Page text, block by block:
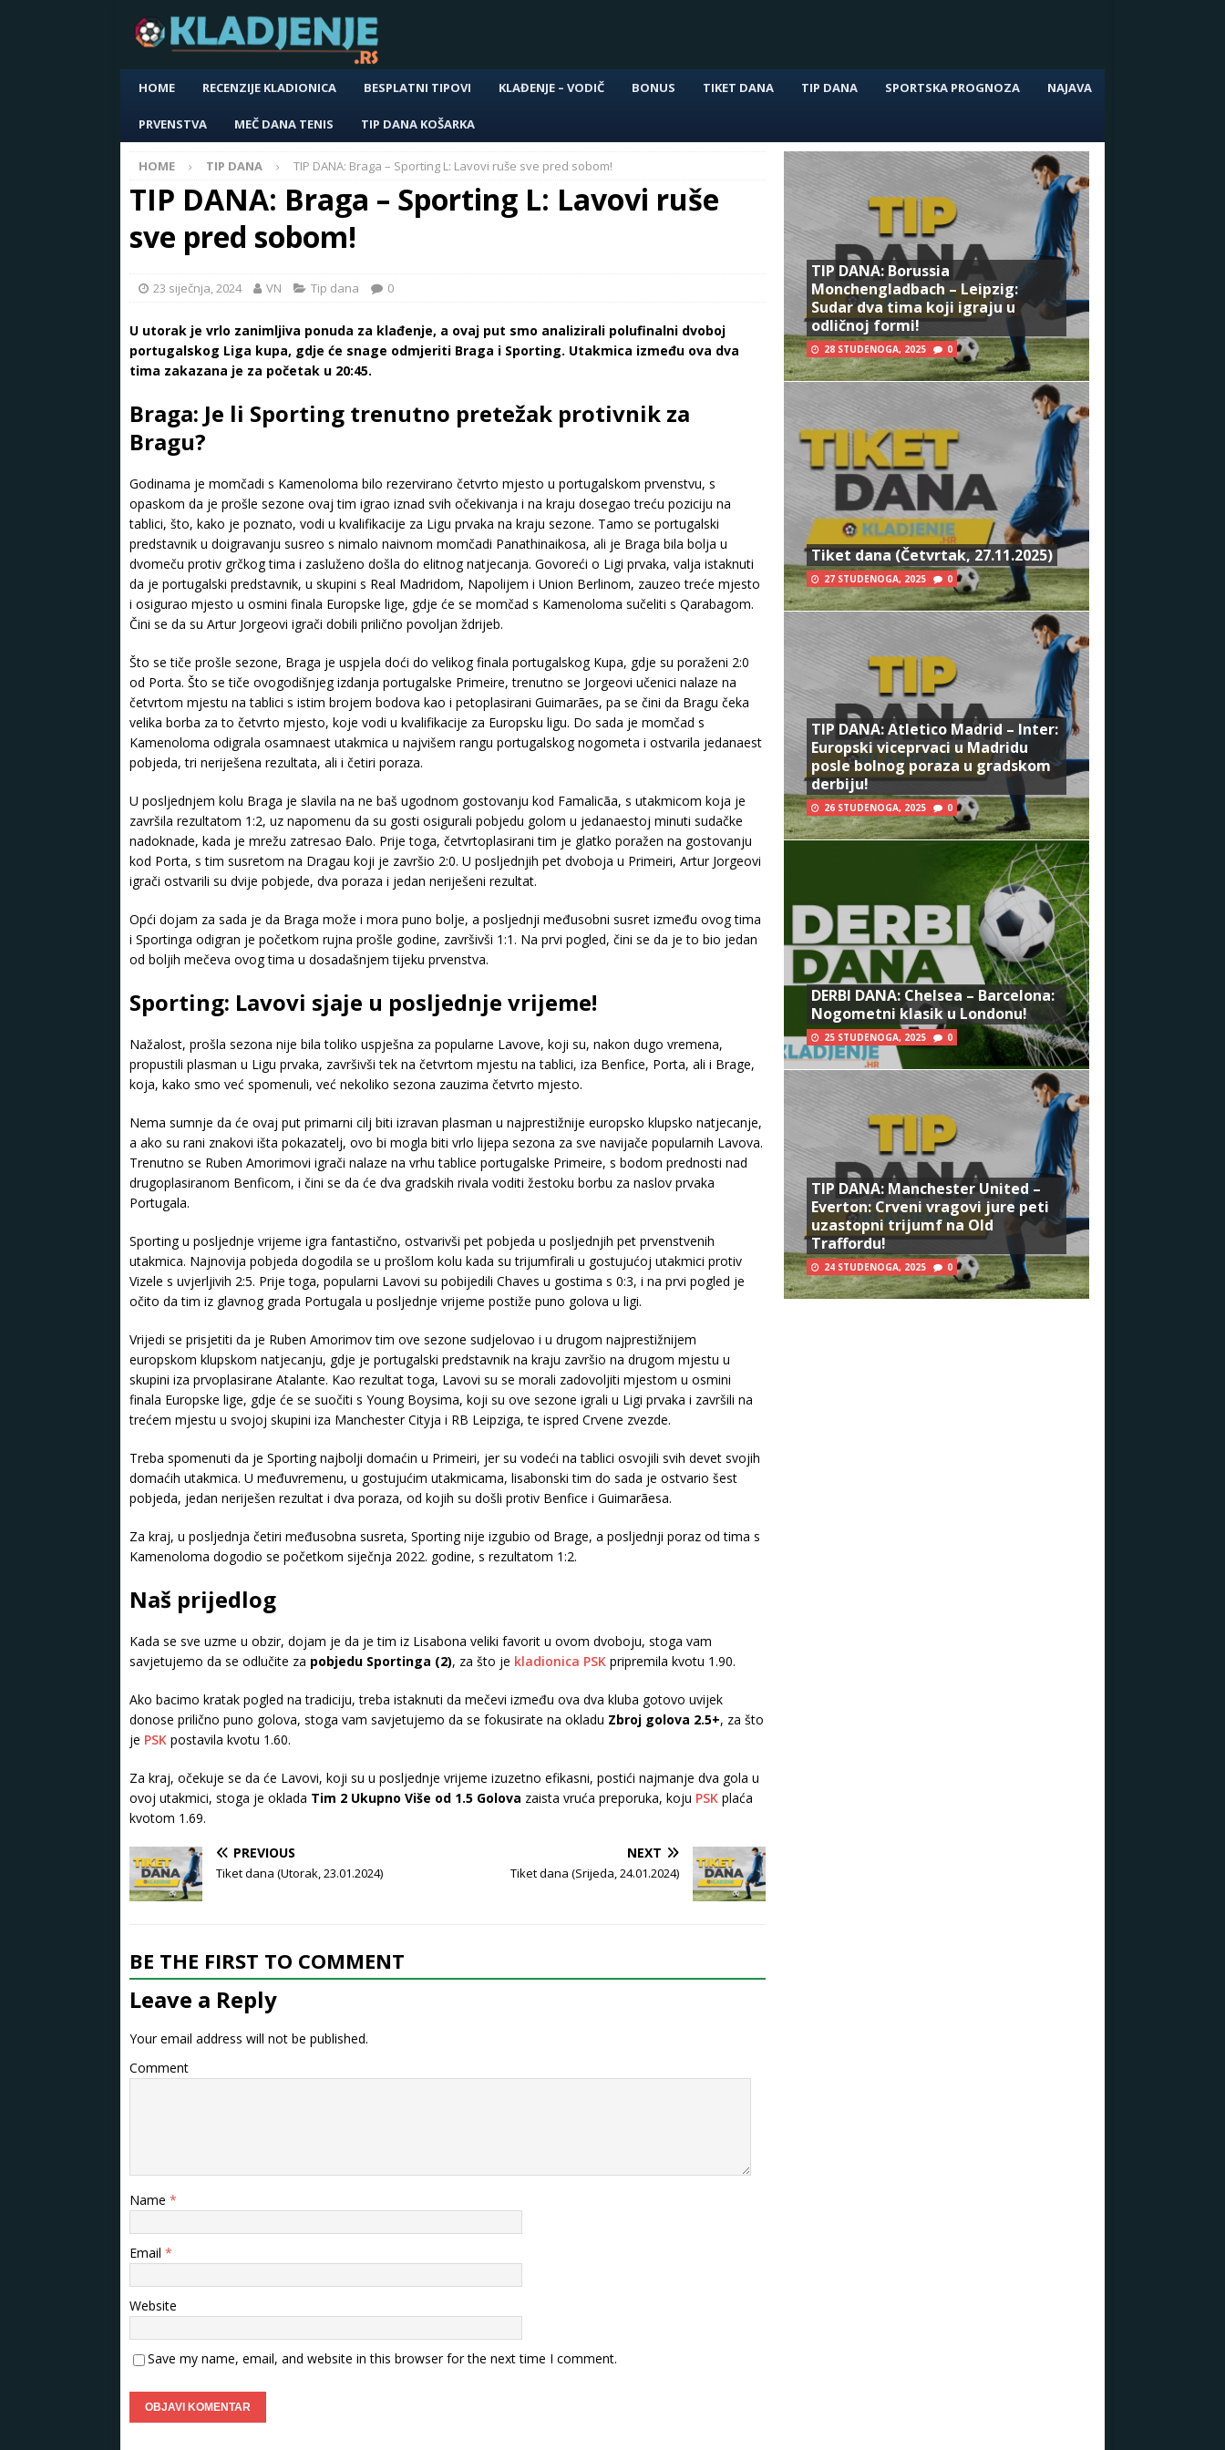
HOME RECENZIJE KLADIONICA BESPLATNI TIPOVI KLAĐENJE – VODIČ BONUS TIKET DANA TIP DANA SPORTSKA PROGNOZA NAJAVA
PRVENSTVA MEČ DANA TENIS TIP DANA KOŠARKA
HOME TIP DANA TIP DANA: Braga – Sporting L: Lavovi ruše sve pred sobom!
TIP DANA: Braga – Sporting L: Lavovi ruše
sve pred sobom!
23 siječnja, 2024 VN Tip dana 0
U utorak je vrlo zanimljiva ponuda za klađenje, a ovaj put smo analizirali polufinalni dvoboj
portugalskog Liga kupa, gdje će snage odmjeriti Braga i Sporting. Utakmica između ova dva
tima zakazana je za početak u 20:45.
Braga: Je li Sporting trenutno pretežak protivnik za
Bragu?
Godinama je momčadi s Kamenoloma bilo rezervirano četvrto mjesto u portugalskom prvenstvu, s
opaskom da je prošle sezone ovaj tim igrao iznad svih očekivanja i na kraju dosegao treću poziciju na
tablici, što, kako je poznato, vodi u kvalifikacije za Ligu prvaka na kraju sezone. Tamo se portugalski
predstavnik u doigravanju susreo s nimalo naivnom momčadi Panathinaikosa, ali je Braga bila bolja u
dvomeču protiv grčkog tima i zasluženo došla do elitnog natjecanja. Govoreći o Ligi prvaka, valja istaknuti
da je portugalski predstavnik, u skupini s Real Madridom, Napolijem i Union Berlinom, zauzeo treće mjesto
i osigurao mjesto u osmini finala Europske lige, gdje će se momčad s Kamenoloma sučeliti s Qarabagom.
Čini se da su Artur Jorgeovi igrači dobili prilično povoljan ždrijeb.
Što se tiče prošle sezone, Braga je uspjela doći do velikog finala portugalskog Kupa, gdje su poraženi 2:0
od Porta. Što se tiče ovogodišnjeg izdanja portugalske Primeire, trenutno se Jorgeovi učenici nalaze na
četvrtom mjestu na tablici s istim brojem bodova kao i petoplasirani Guimarães, pa se čini da Bragu čeka
velika borba za to četvrto mjesto, koje vodi u kvalifikacije za Europsku ligu. Do sada je momčad s
Kamenoloma odigrala osamnaest utakmica u najvišem rangu portugalskog nogometa i ostvarila jedanaest
pobjeda, tri neriješena rezultata, ali i četiri poraza.
U posljednjem kolu Braga je slavila na ne baš ugodnom gostovanju kod Famalicãa, s utakmicom koja je
završila rezultatom 1:2, uz napomenu da su gosti osigurali pobjedu golom u jedanaestoj minuti sudačke
nadoknade, kada je mrežu zatresao Đalo. Prije toga, četvrtoplasirani tim je glatko poražen na gostovanju
kod Porta, s tim susretom na Dragau koji je završio 2:0. U posljednjih pet dvoboja u Primeiri, Artur Jorgeovi
igrači ostvarili su dvije pobjede, dva poraza i jedan neriješeni rezultat.
Opći dojam za sada je da Braga može i mora puno bolje, a posljednji međusobni susret između ovog tima
i Sportinga odigran je početkom rujna prošle godine, završivši 1:1. Na prvi pogled, čini se da je to bio jedan
od boljih mečeva ovog tima u dosadašnjem tijeku prvenstva.
Sporting: Lavovi sjaje u posljednje vrijeme!
Nažalost, prošla sezona nije bila toliko uspješna za popularne Lavove, koji su, nakon dugo vremena,
propustili plasman u Ligu prvaka, završivši tek na četvrtom mjestu na tablici, iza Benfice, Porta, ali i Brage,
koja, kako smo već spomenuli, već nekoliko sezona zauzima četvrto mjesto.
Nema sumnje da će ovaj put primarni cilj biti izravan plasman u najprestižnije europsko klupsko natjecanje,
a ako su rani znakovi išta pokazatelj, ovo bi mogla biti vrlo lijepa sezona za sve navijače popularnih Lavova.
Trenutno se Ruben Amorimovi igrači nalaze na vrhu tablice portugalske Primeire, s bodom prednosti nad
drugoplasiranom Benficom, i čini se da će dva gradskih rivala voditi žestoku borbu za naslov prvaka
Portugala.
Sporting u posljednje vrijeme igra fantastično, ostvarivši pet pobjeda u posljednjih pet prvenstvenih
utakmica. Najnovija pobjeda dogodila se u prošlom kolu kada su trijumfirali u gostujućoj utakmici protiv
Vizele s uvjerljivih 2:5. Prije toga, popularni Lavovi su pobijedili Chaves u gostima s 0:3, i na prvi pogled je
očito da tim iz glavnog grada Portugala u posljednje vrijeme postiže puno golova u ligi.
Vrijedi se prisjetiti da je Ruben Amorimov tim ove sezone sudjelovao i u drugom najprestižnijem
europskom klupskom natjecanju, gdje je portugalski predstavnik na kraju završio na drugom mjestu u
skupini iza prvoplasirane Atalante. Kao rezultat toga, Lavovi su se morali zadovoljiti mjestom u osmini
finala Europske lige, gdje će se suočiti s Young Boysima, koji su ove sezone igrali u Ligi prvaka i završili na
trećem mjestu u svojoj skupini iza Manchester Cityja i RB Leipziga, te ispred Crvene zvezde.
Treba spomenuti da je Sporting najbolji domaćin u Primeiri, jer su vodeći na tablici osvojili svih devet svojih
domaćih utakmica. U međuvremenu, u gostujućim utakmicama, lisabonski tim do sada je ostvario šest
pobjeda, jedan neriješen rezultat i dva poraza, od kojih su došli protiv Benfice i Guimarãesa.
Za kraj, u posljednja četiri međusobna susreta, Sporting nije izgubio od Brage, a posljednji poraz od tima s
Kamenoloma dogodio se početkom siječnja 2022. godine, s rezultatom 1:2.
Naš prijedlog
Kada se sve uzme u obzir, dojam je da je tim iz Lisabona veliki favorit u ovom dvoboju, stoga vam
savjetujemo da se odlučite za pobjedu Sportinga (2), za što je kladionica PSK pripremila kvotu 1.90.
Ako bacimo kratak pogled na tradiciju, treba istaknuti da mečevi između ova dva kluba gotovo uvijek
donose prilično puno golova, stoga vam savjetujemo da se fokusirate na okladu Zbroj golova 2.5+, za što
je PSK postavila kvotu 1.60.
Za kraj, očekuje se da će Lavovi, koji su u posljednje vrijeme izuzetno efikasni, postići najmanje dva gola u
ovoj utakmici, stoga je oklada Tim 2 Ukupno Više od 1.5 Golova zaista vruća preporuka, koju PSK plaća
kvotom 1.69.
PREVIOUS
Tiket dana (Utorak, 23.01.2024)
NEXT
Tiket dana (Srijeda, 24.01.2024)
BE THE FIRST TO COMMENT
Leave a Reply
Your email address will not be published.
Comment
Name *
Email *
Website
Save my name, email, and website in this browser for the next time I comment.
TIP DANA: Borussia
Monchengladbach – Leipzig:
Sudar dva tima koji igraju u
odličnoj formi!
28 STUDENOGA, 2025 0
Tiket dana (Četvrtak, 27.11.2025)
27 STUDENOGA, 2025 0
TIP DANA: Atletico Madrid – Inter:
Europski viceprvaci u Madridu
posle bolnog poraza u gradskom
derbiju!
26 STUDENOGA, 2025 0
DERBI DANA: Chelsea – Barcelona:
Nogometni klasik u Londonu!
25 STUDENOGA, 2025 0
TIP DANA: Manchester United –
Everton: Crveni vragovi jure peti
uzastopni trijumf na Old
Traffordu!
24 STUDENOGA, 2025 0